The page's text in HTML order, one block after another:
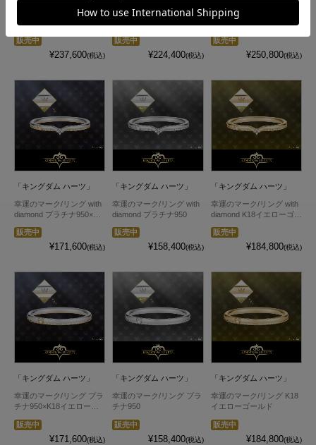
アイコンティアラリング
プラチナ950×K18イエロ
販売中
¥237,600(税込)
アイコンティアラリング
販売中
¥224,400(税込)
アイコンティアラリング
販売中
¥250,800(税込)
「キングダム ハーツ」
幸運のマーク/リング with
diamond プラチナ950×K1
販売中
¥171,600(税込)
「キングダム ハーツ」
幸運のマーク/リング with
diamond プラチナ950
販売中
¥158,400(税込)
「キングダム ハーツ」
幸運のマーク/リング with
diamond K18イエローゴー
販売中
¥184,800(税込)
「キングダム ハーツ」
幸運のマーク/リング プラ
チナ950×K18イエローゴ
販売中
¥171,600(税込)
「キングダム ハーツ」
幸運のマーク/リング プラ
チナ950
販売中
¥158,400(税込)
「キングダム ハーツ」
幸運のマーク/リング K18
イエローゴールド
販売中
¥184,800(税込)